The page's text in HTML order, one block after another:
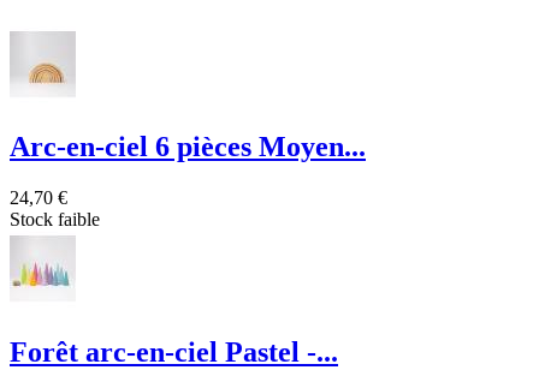
Arc-en-ciel 6 pièces Moyen...
24,70 €
Stock faible
Forêt arc-en-ciel Pastel -...